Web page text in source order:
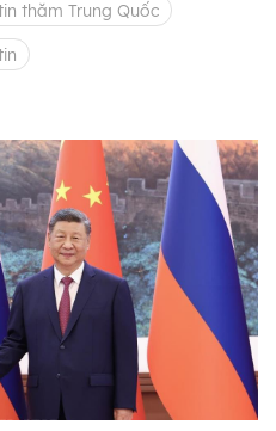
thăm Trung Quốc